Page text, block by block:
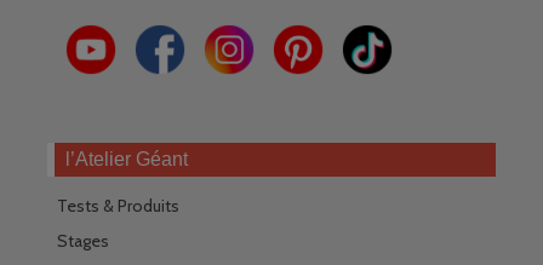
l’Atelier Géant
Tests & Produits
Stages